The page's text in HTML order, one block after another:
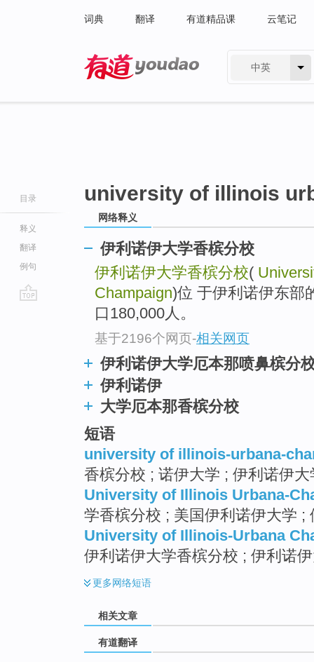
词典 翻译 有道精品课 云笔记
中英
目录
释义
翻译
例句
university of illinois
网络释义
伊利诺伊大学香槟分校
伊利诺伊大学香槟分校(
Champaign)位 于伊利诺伊东部
口180,000人。
基于2196个网页-相关网页
伊利诺伊大学厄本那喷鼻槟分
伊利诺伊
大学厄本那香槟分校
短语
university of illinois-urbana-
香槟分校 ; 诺伊大学 ; 伊利诺伊
University of Illinois Urbana-
学香槟分校 ; 美国伊利诺伊大学 ;
University of Illinois-Urbana
伊利诺伊大学香槟分校 ; 伊利诺
更多网络短语
相关文章
有道翻译